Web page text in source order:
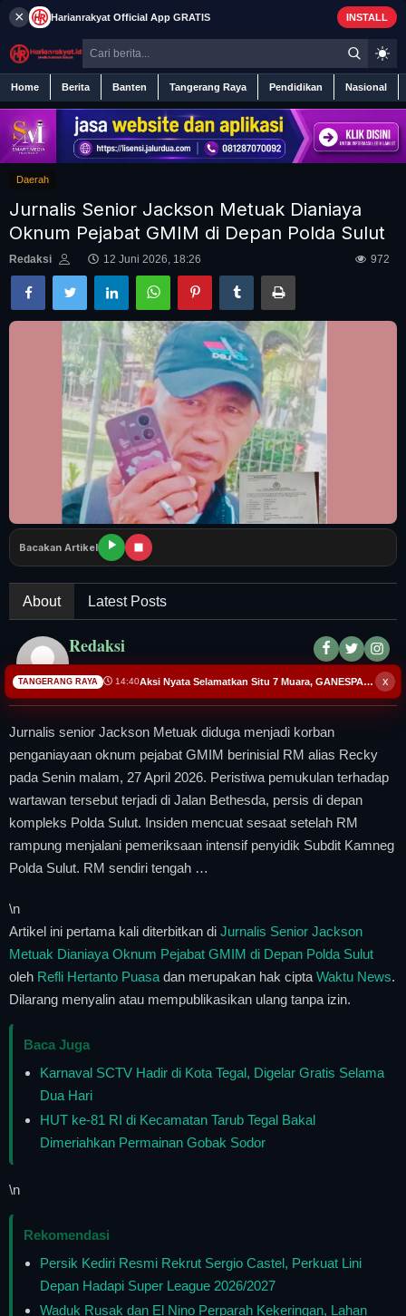
× Harianrakyat Official App GRATIS INSTALL
Home Berita Banten Tangerang Raya Pendidikan Nasional
Home
Berita
Iklan
Contact
Tangerang Raya
Pendidikan
Nasional
Politik
Daerah
Bogor Raya
Daerah
Jurnalis Senior Jackson Metuak Dianiaya
Oknum Pejabat GMIM di Depan Polda Sulut
Redaksi 12 Juni 2026, 18:26 972
Bacakan Artikel
About Latest Posts
Redaksi
Redaksi
Jurnalis senior Jackson Metuak diduga menjadi korban
penganiayaan oknum pejabat GMIM berinisial RM alias Recky
pada Senin malam, 27 April 2026. Peristiwa pemukulan terhadap
wartawan tersebut terjadi di Jalan Bethesda, persis di depan
kompleks Polda Sulut. Insiden mencuat sesaat setelah RM
rampung menjalani pemeriksaan intensif penyidik Subdit Kamneg
Polda Sulut. RM sendiri tengah …
\n
Artikel ini pertama kali diterbitkan di Jurnalis Senior Jackson
Metuak Dianiaya Oknum Pejabat GMIM di Depan Polda Sulut
oleh Refli Hertanto Puasa dan merupakan hak cipta Waktu News.
Dilarang menyalin atau mempublikasikan ulang tanpa izin.
Baca Juga
Karnaval SCTV Hadir di Kota Tegal, Digelar Gratis Selama
Dua Hari
HUT ke-81 RI di Kecamatan Tarub Tegal Bakal
Dimeriahkan Permainan Gobak Sodor
\n
Rekomendasi
Persik Kediri Resmi Rekrut Sergio Castel, Perkuat Lini
Depan Hadapi Super League 2026/2027
Waduk Rusak dan El Nino Perparah Kekeringan, Lahan
x
TANGERANG RAYA 14:40 Aksi Nyata Selamatkan Situ 7 Muara, GANESPA Libatkan Karang Taruna dan Komunitas